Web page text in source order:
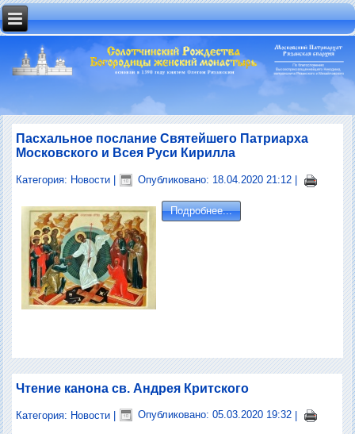
Пасхальное послание Святейшего Патриарха
Московского и Всея Руси Кирилла
Категория: Новости Опубликовано: 18.04.2020 21:12
Подробнее...
Чтение канона св. Андрея Критского
Категория: Новости | Опубликовано: 05.03.2020 19:32 |